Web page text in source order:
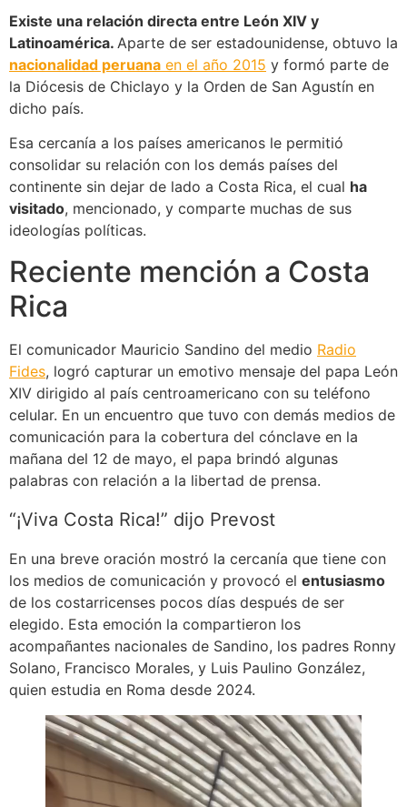
Existe una relación directa entre León XIV y
Latinoamérica. Aparte de ser estadounidense, obtuvo la
nacionalidad peruana en el año 2015 y formó parte de
la Diócesis de Chiclayo y la Orden de San Agustín en
dicho país.
Esa cercanía a los países americanos le permitió
consolidar su relación con los demás países del
continente sin dejar de lado a Costa Rica, el cual ha
visitado, mencionado, y comparte muchas de sus
ideologías políticas.
Reciente mención a Costa
Rica
El comunicador Mauricio Sandino del medio Radio
Fides, logró capturar un emotivo mensaje del papa León
XIV dirigido al país centroamericano con su teléfono
celular. En un encuentro que tuvo con demás medios de
comunicación para la cobertura del cónclave en la
mañana del 12 de mayo, el papa brindó algunas
palabras con relación a la libertad de prensa.
“¡Viva Costa Rica!” dijo Prevost
En una breve oración mostró la cercanía que tiene con
los medios de comunicación y provocó el entusiasmo
de los costarricenses pocos días después de ser
elegido. Esta emoción la compartieron los
acompañantes nacionales de Sandino, los padres Ronny
Solano, Francisco Morales, y Luis Paulino González,
quien estudia en Roma desde 2024.